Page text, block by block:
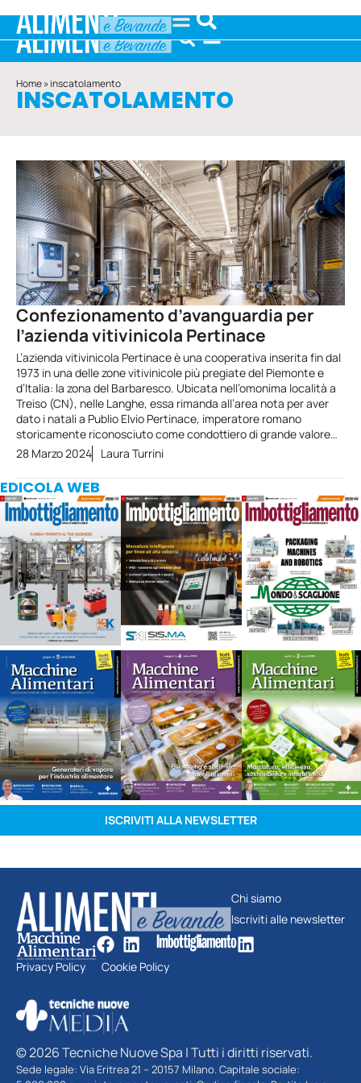
Home»inscatolamento
INSCATOLAMENTO
Confezionamento d’avanguardia per
l’azienda vitivinicola Pertinace
L’azienda vitivinicola Pertinace è una cooperativa inserita fin dal
1973 in una delle zone vitivinicole più pregiate del Piemonte e
d’Italia: la zona del Barbaresco. Ubicata nell’omonima località a
Treiso (CN), nelle Langhe, essa rimanda all’area nota per aver
dato i natali a Publio Elvio Pertinace, imperatore romano
storicamente riconosciuto come condottiero di grande valore…
28 Marzo 2024
Laura Turrini
EDICOLA WEB
ISCRIVITI ALLA NEWSLETTER
Chi siamo
Iscriviti alle newsletter
Privacy Policy Cookie Policy
© 2026 Tecniche Nuove Spa | Tutti i diritti riservati.
Sede legale: Via Eritrea 21 – 20157 Milano. Capitale sociale: